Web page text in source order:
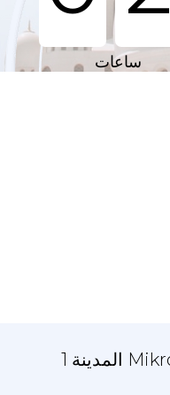
ساعات